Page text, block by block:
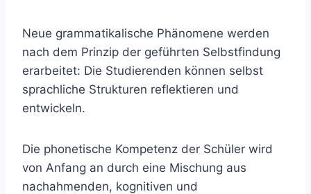
Neue grammatikalische Phänomene werden
nach dem Prinzip der geführten Selbstfindung
erarbeitet: Die Studierenden können selbst
sprachliche Strukturen reflektieren und
entwickeln.
Die phonetische Kompetenz der Schüler wird
von Anfang an durch eine Mischung aus
nachahmenden, kognitiven und